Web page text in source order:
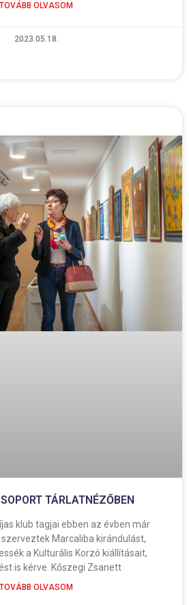
TOVÁBB OLVASOM
2023.05.18.
TÁRLATNÉZŐBEN
klub tagjai ebben az évben már
Marcaliba kirándulást,
a Kulturális Korzó kiállításait,
is kérve. Kőszegi Zsanett
TOVÁBB OLVASOM